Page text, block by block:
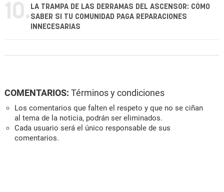
10. LA TRAMPA DE LAS DERRAMAS DEL ASCENSOR: CÓMO
SABER SI TU COMUNIDAD PAGA REPARACIONES
INNECESARIAS
COMENTARIOS: Términos y condiciones
Los comentarios que falten el respeto y que no se ciñan
al tema de la noticia, podrán ser eliminados.
Cada usuario será el único responsable de sus
comentarios.